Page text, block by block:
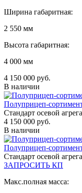
Ширина габаритная:
2 550 мм
Высота габаритная:
4 000 мм
4 150 000 руб.
В наличии
Полуприцеп-
Стандарт осевой
4 150 000 руб.
В наличии
Полуприцеп-
Стандарт осевой
ЗАПРОСИТЬ КП
Макс.полная масса: